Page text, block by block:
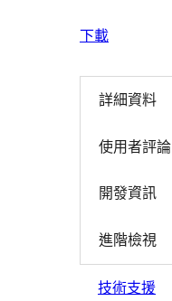
下載
詳細資料
使用者評論
開發資訊
進階檢視
技術支援